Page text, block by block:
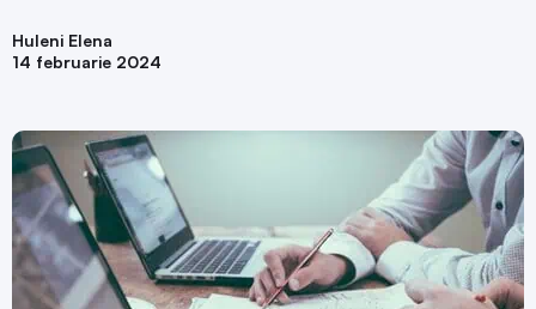
Huleni Elena
14 februarie 2024